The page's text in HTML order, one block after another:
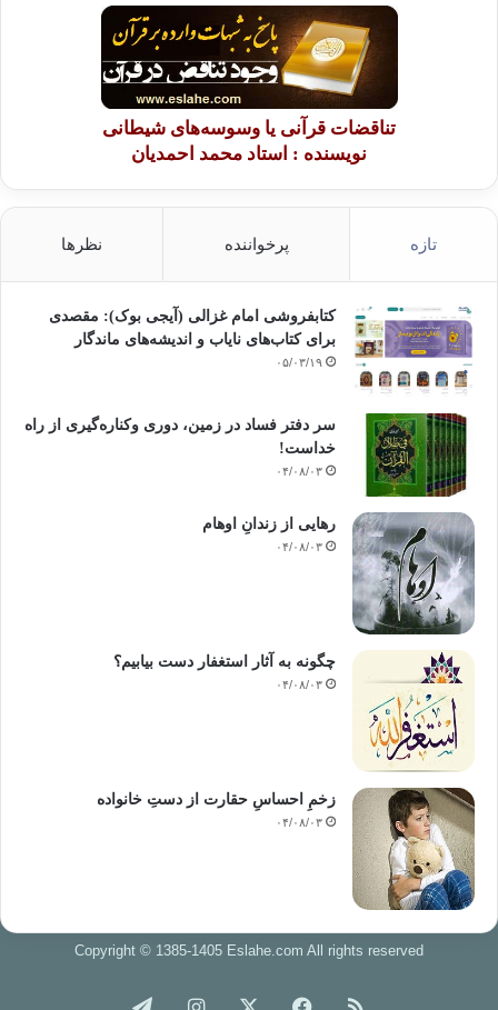
تناقضات قرآنی یا وسوسه‌های شیطانی
نویسنده : استاد محمد احمدیان
تازه پرخواننده نظرها
کتابفروشی امام غزالی (آیجی بوک): مقصدی
برای کتاب‌های نایاب و اندیشه‌های ماندگار
۰۵/۰۳/۱۹
سر دفتر فساد در زمین‌، دوری وکناره‌گیری از راه
خداست‌!
۰۴/۰۸/۰۳
رهایی از زندانِ اوهام
۰۴/۰۸/۰۳
چگونه به آثار استغفار دست بیابیم؟
۰۴/۰۸/۰۳
زخمِ احساسِ حقارت از دستِ خانواده
۰۴/۰۸/۰۳
Copyright © 1385-1405 Eslahe.com All rights reserved